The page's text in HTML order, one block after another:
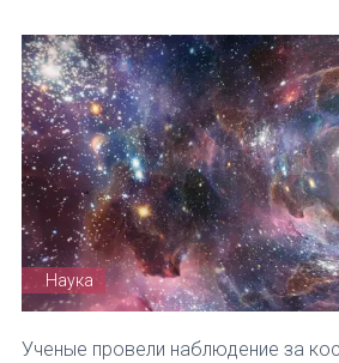
Наука
Ученые провели наблюдение за